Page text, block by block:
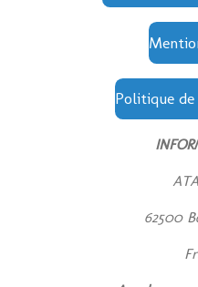
Politique
62500